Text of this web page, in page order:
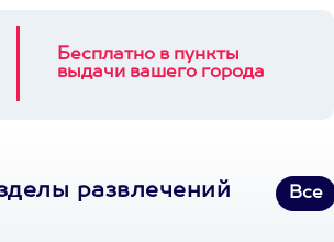
Бесплатно в пункты
выдачи вашего города
развлечений Все